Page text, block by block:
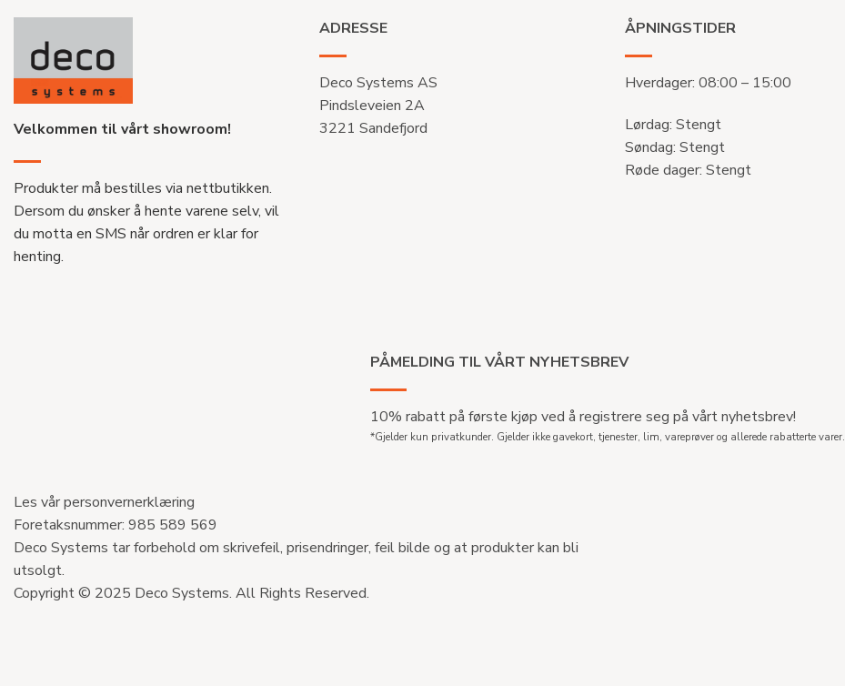
Velkommen til vårt showroom!
Produkter må bestilles via nettbutikken.
Dersom du ønsker å hente varene selv, vil
du motta en SMS når ordren er klar for
henting.
ADRESSE
Deco Systems AS
Pindsleveien 2A
3221 Sandefjord
ÅPNINGSTIDER
Hverdager: 08:00 – 15:00
Lørdag: Stengt
Søndag: Stengt
Røde dager: Stengt
PÅMELDING TIL VÅRT NYHETSBREV
10% rabatt på første kjøp ved å registrere seg på vårt nyhetsbrev!
*Gjelder kun privatkunder. Gjelder ikke gavekort, tjenester, lim, vareprøver og allerede rabatterte varer.
Les vår personvernerklæring
Foretaksnummer: 985 589 569
Deco Systems tar forbehold om skrivefeil, prisendringer, feil bilde og at produkter kan bli
utsolgt.
Copyright © 2025 Deco Systems. All Rights Reserved.